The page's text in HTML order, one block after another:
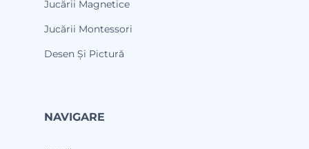
Jucării Magnetice
Jucării Montessori
Desen Și Pictură
NAVIGARE